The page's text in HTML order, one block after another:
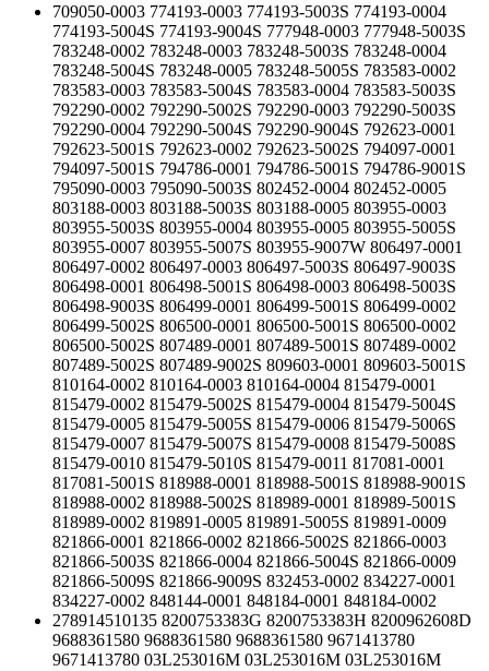
709050-0003 774193-0003 774193-5003S 774193-0004
774193-5004S 774193-9004S 777948-0003 777948-5003S
783248-0002 783248-0003 783248-5003S 783248-0004
783248-5004S 783248-0005 783248-5005S 783583-0002
783583-0003 783583-5004S 783583-0004 783583-5003S
792290-0002 792290-5002S 792290-0003 792290-5003S
792290-0004 792290-5004S 792290-9004S 792623-0001
792623-5001S 792623-0002 792623-5002S 794097-0001
794097-5001S 794786-0001 794786-5001S 794786-9001S
795090-0003 795090-5003S 802452-0004 802452-0005
803188-0003 803188-5003S 803188-0005 803955-0003
803955-5003S 803955-0004 803955-0005 803955-5005S
803955-0007 803955-5007S 803955-9007W 806497-0001
806497-0002 806497-0003 806497-5003S 806497-9003S
806498-0001 806498-5001S 806498-0003 806498-5003S
806498-9003S 806499-0001 806499-5001S 806499-0002
806499-5002S 806500-0001 806500-5001S 806500-0002
806500-5002S 807489-0001 807489-5001S 807489-0002
807489-5002S 807489-9002S 809603-0001 809603-5001S
810164-0002 810164-0003 810164-0004 815479-0001
815479-0002 815479-5002S 815479-0004 815479-5004S
815479-0005 815479-5005S 815479-0006 815479-5006S
815479-0007 815479-5007S 815479-0008 815479-5008S
815479-0010 815479-5010S 815479-0011 817081-0001
817081-5001S 818988-0001 818988-5001S 818988-9001S
818988-0002 818988-5002S 818989-0001 818989-5001S
818989-0002 819891-0005 819891-5005S 819891-0009
821866-0001 821866-0002 821866-5002S 821866-0003
821866-5003S 821866-0004 821866-5004S 821866-0009
821866-5009S 821866-9009S 832453-0002 834227-0001
834227-0002 848144-0001 848184-0001 848184-0002
278914510135 8200753383G 8200753383H 8200962608D
9688361580 9688361580 9688361580 9671413780
9671413780 03L253016M 03L253016M 03L253016M